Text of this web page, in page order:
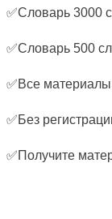
✅Словарь 3000
✅Словарь 500
✅Все
✅Без
✅Получите